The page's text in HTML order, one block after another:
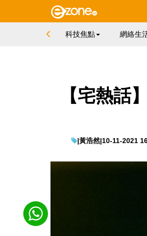
科技焦點 網絡生
【宅熱話
|黃浩然|10-11-2021